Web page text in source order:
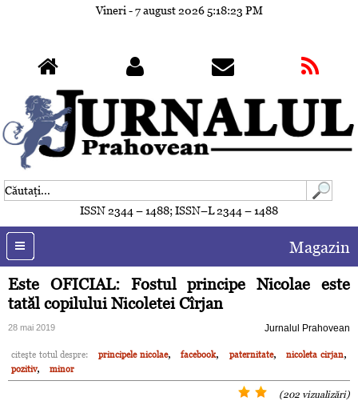
Vineri - 7 august 2026 5:18:26 PM
ISSN 2344 – 1488; ISSN–L 2344 – 1488
Magazin
Este OFICIAL: Fostul principe Nicolae este
tatăl copilului Nicoletei Cîrjan
28 mai 2019 Jurnalul Prahovean
citeşte totul despre: principele nicolae, facebook, paternitate, nicoleta cirjan,
pozitiv, minor
(202 vizualizări)